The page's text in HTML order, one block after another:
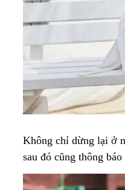
Không chỉ dừng lại ở
sau đó cũng thông